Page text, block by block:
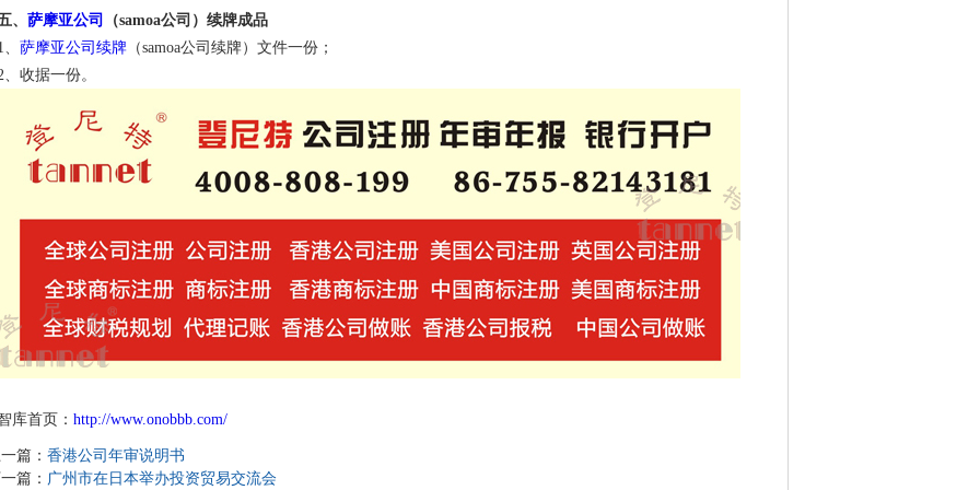
、 萨摩亚公司
（samoa公司）续牌成品
萨摩亚公司续牌 （samoa公司续牌）文件一份；
、收据一份。
库首页： http://www.onobbb.com/
篇： 香港公司年审说明书
篇： 广州市在日本举办投资贸易交流会